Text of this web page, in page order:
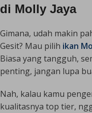
di Molly Jaya
Gimana, udah makin
Gesit? Mau pilih ikan
Biasa yang tangguh,
penting, jangan lupa
Nah, kalau kamu
kualitasnya top tier,